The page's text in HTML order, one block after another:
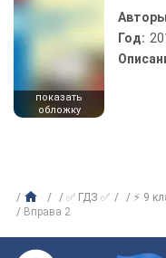
показать
обложку
Год:
✅ ГДЗ ✅ ⚡ 9
Вправа 2